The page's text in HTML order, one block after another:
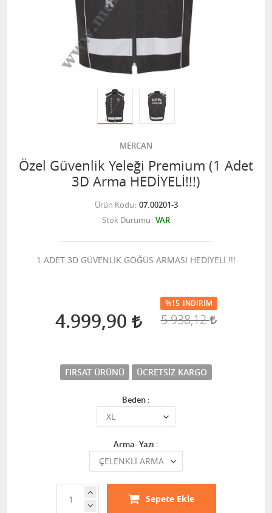
MERCAN
Özel Güvenlik Yeleği Premium (1 Adet
3D Arma HEDİYELİ!!!)
Ürün Kodu 07.00201-3
Stok Durumu VAR
1 ADET 3D GÜVENLİK GÖĞÜS ARMASI HEDİYELİ !!!
4.999,90
%15 İNDIRIM
5.938,12
FIRSAT ÜRÜNÜ ÜCRETSIZ KARGO
Beden :
Arma- Yazı :
Sepete Ekle